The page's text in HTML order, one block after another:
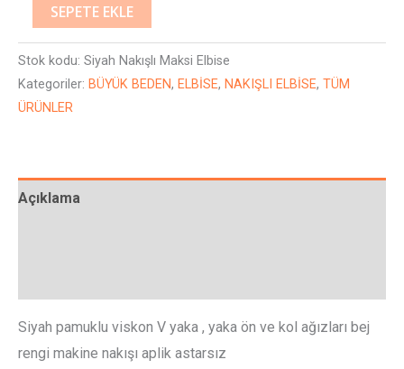
SEPETE EKLE
Stok kodu: Siyah Nakışlı Maksi Elbise
Kategoriler: BÜYÜK BEDEN, ELBİSE, NAKIŞLI ELBİSE, TÜM
ÜRÜNLER
Açıklama
Siyah pamuklu viskon V yaka , yaka ön ve kol ağızları bej
rengi makine nakışı aplik astarsız